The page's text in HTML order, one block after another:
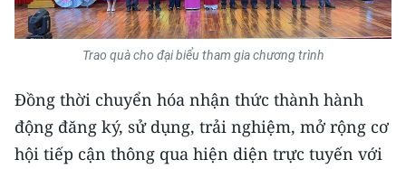
THỜI NAY
NHÂN DÂN CUỐI TUẦN
NHÂN DÂN HẰNG THÁNG
MUA BÁO
Trao quà cho đại biểu tham gia chương trình
Đồng thời chuyển hóa nhận thức thành hành
động đăng ký, sử dụng, trải nghiệm, mở rộng cơ
hội tiếp cận thông qua hiện diện trực tuyến với